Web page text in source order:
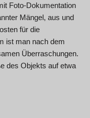
Foto-Dokumentation
Mängel, aus und
für die
ist man nach dem
Überraschungen.
des Objekts auf etwa